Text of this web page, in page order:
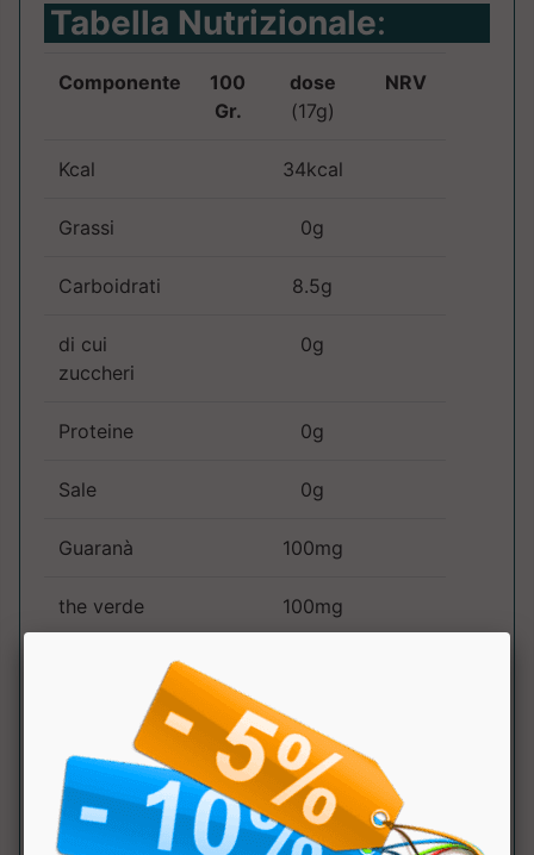
Tabella Nutrizionale:
Componente
100
Gr.
dose
(17g)
NRV
Kcal 34kcal
Grassi 0g
Carboidrati 8.5g
di cui
zuccheri
0g
Proteine 0g
Sale 0g
Guaranà 100mg
the verde 100mg
Vitamina C 25mg
Niacina 25mg 156%